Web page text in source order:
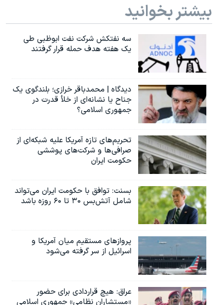
بیشتر بخوانید
سه نفتکش شرکت نفت ابوظبی طی
یک هفته هدف حمله قرار گرفتند
دیدگاه | محمدباقر خرازی؛ بلندگوی یک
جناح یا نشانه‌ای از خلأ قدرت در
جمهوری اسلامی؟
تحریم‌های تازه آمریکا علیه شبکه‌ای از
صرافی‌ها و شرکت‌های پوششی
حکومت ایران
بسنت: توافق با حکومت ایران می‌تواند
شامل آتش‌بس ۳۰ تا ۶۰ روزه باشد
پروازهای مستقیم میان آمریکا و
اسرائیل از سر گرفته می‌شود
عراق: هیچ قراردادی برای حضور
«مستشاران نظامی» جمهوری اسلامی